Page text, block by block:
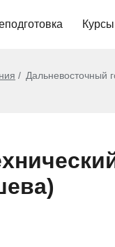
Курсы
Дальневосточный